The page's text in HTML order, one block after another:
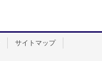
サイトマップ